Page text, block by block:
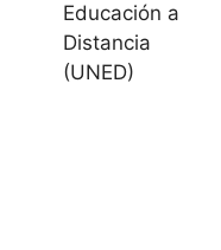
Educación a
Distancia
(UNED)